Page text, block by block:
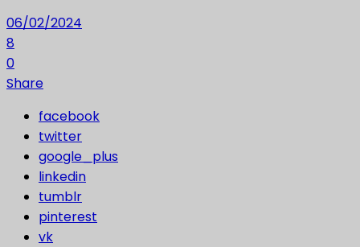
06/02/2024
8
0
Share
facebook
twitter
google_plus
linkedin
tumblr
pinterest
vk